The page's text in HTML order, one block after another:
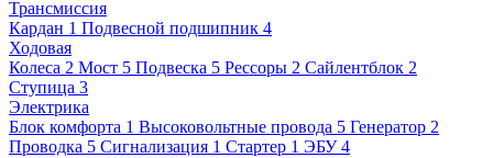
Трансмиссия
Кардан 1 Подвесной подшипник 4
Ходовая
Колеса 2 Мост 5 Подвеска 5 Рессоры 2 Сайлентблок 2
Ступица 3
Электрика
Блок комфорта 1 Высоковольтные провода 5 Генератор 2
Проводка 5 Сигнализация 1 Стартер 1 ЭБУ 4